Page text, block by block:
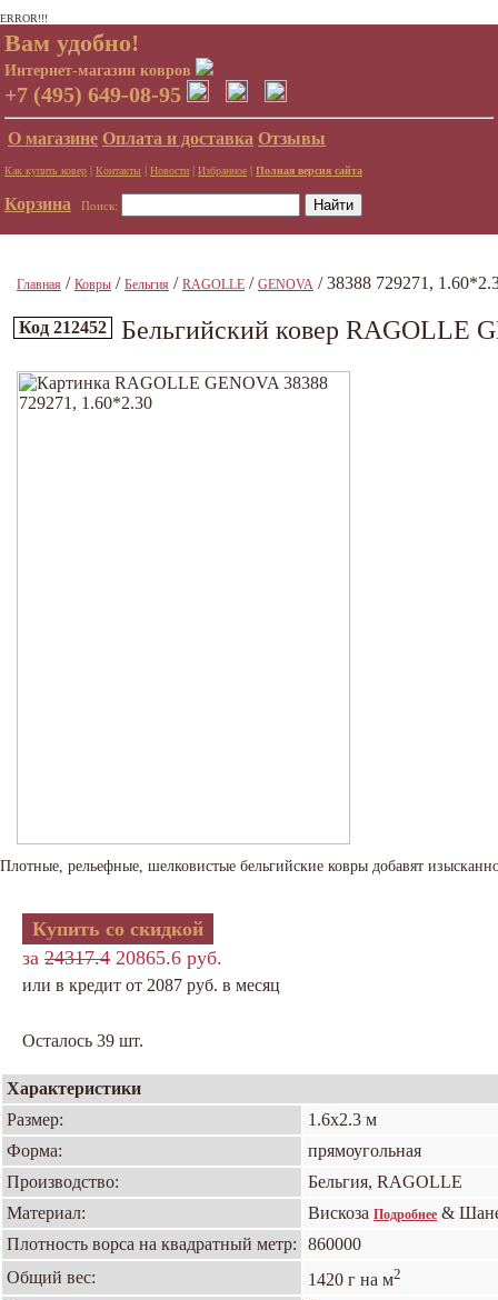
ERROR!!!
Вам удобно!
Интернет-магазин ковров
+7 (495) 649-08-95
О магазине Оплата и доставка Отзывы
Как купить ковер | Контакты | Новости | Избранное | Полная версия сайта
Корзина Поиск:
Главная / Ковры / Бельгия / RAGOLLE / GENOVA / 38388 729271,
Код 212452 Бельгийский ковер RAGOLLE
Плотные, рельефные, шелковистые бельгийские ковры добавят
Купить со скидкой
за 24317.4 20865.6 руб.
или в кредит от 2087 руб. в месяц
Осталось 39 шт.
Характеристики
Размер:
1.6х2.3 м
Форма:
прямоугольная
Производство:
Бельгия, RAGOLLE
Материал:
Вискоза Подробнее &
Плотность ворса на квадратный метр:
860000
Общий вес:
1420 г на м2